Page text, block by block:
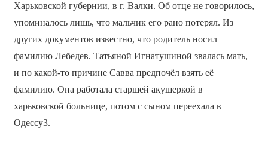
Харьковской губернии, в г. Валки. Об отце не говорилось,
упоминалось лишь, что мальчик его рано потерял. Из
других документов известно, что родитель носил
фамилию Лебедев. Татьяной Игнатушиной звалась мать,
и по какой-то причине Савва предпочёл взять её
фамилию. Она работала старшей акушеркой в
харьковской больнице, потом с сыном переехала в
Одессу3.